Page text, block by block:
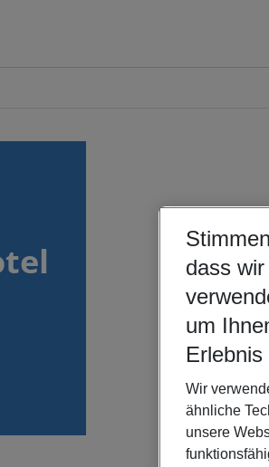
dass
um
Wir
ähnliche
unsere